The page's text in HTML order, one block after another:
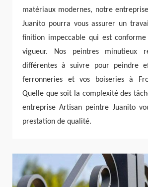
matériaux modernes, notre
Juanito pourra vous assurer un
finition impeccable qui est
vigueur. Nos peintres minutieux
différentes à suivre pour peindre
ferronneries et vos boiseries à
Quelle que soit la complexité des
entreprise Artisan peintre Juanito
prestation de qualité.